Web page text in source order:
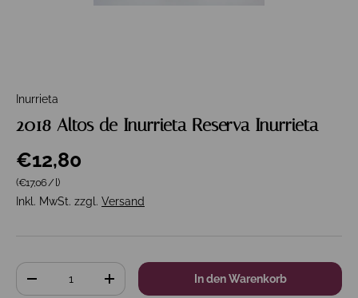
Inurrieta
2018 Altos de Inurrieta Reserva Inurrieta
€12,80
Grundpreis
(€17,06/l)
Inkl. MwSt. zzgl. Versand
Anzahl
+ In den Warenkorb